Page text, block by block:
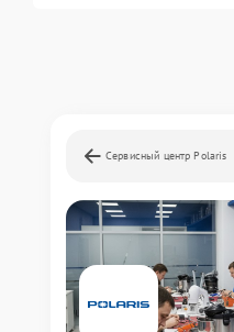
Сервисный центр Polaris